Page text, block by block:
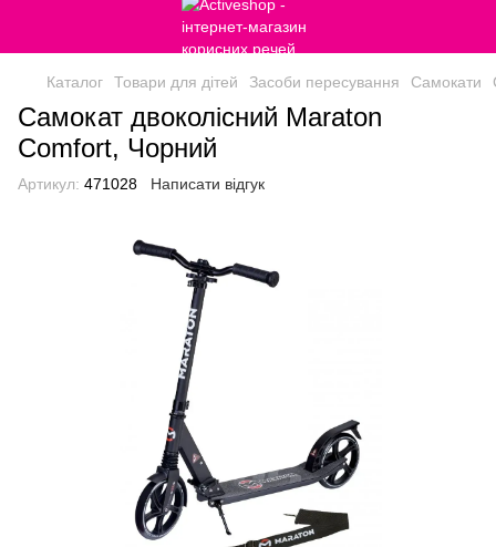
Каталог Товари для дітей Засоби пересування Самокати
Самокат двоколісний Maraton
Comfort, Чорний
Артикул: 471028 Написати відгук